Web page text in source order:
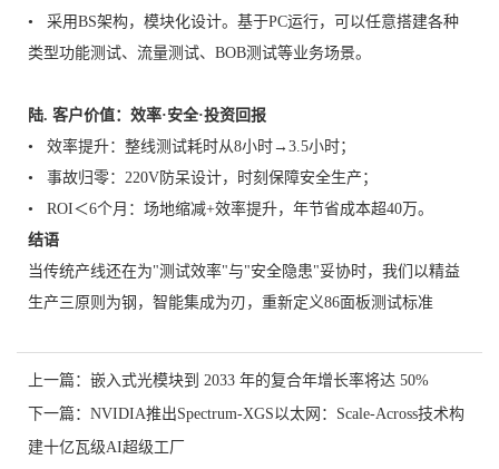
• 采用BS架构，模块化设计。基于PC运行，可以任意搭建各种
类型功能测试、流量测试、BOB测试等业务场景。
陆. 客户价值：效率·安全·投资回报
• 效率提升：整线测试耗时从8小时→3.5小时；
• 事故归零：220V防呆设计，时刻保障安全生产；
• ROI＜6个月：场地缩减+效率提升，年节省成本超40万。
结语
当传统产线还在为"测试效率"与"安全隐患"妥协时，我们以精益
生产三原则为钢，智能集成为刃，重新定义86面板测试标准
上一篇： 嵌入式光模块到 2033 年的复合年增长率将达 50%
下一篇： NVIDIA推出Spectrum-XGS以太网：Scale-Across技术构
建十亿瓦级AI超级工厂